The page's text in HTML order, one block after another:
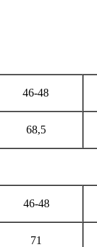
46-48
68,5
46-48
71